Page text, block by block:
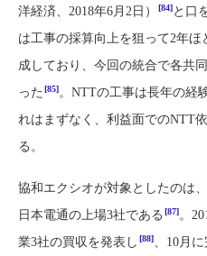
洋経済、2018年6月2日）
[84]と口
は工事の採算向上を狙って2年
成しており、今回の統合で各共
った [85]。NTTの工事は長年の経
れはまずなく、利益面でのNTT
る。
協和エクシオが対象としたのは
日本電通の上場3社である [87]。
業3社の買収を発表し [88]、10月